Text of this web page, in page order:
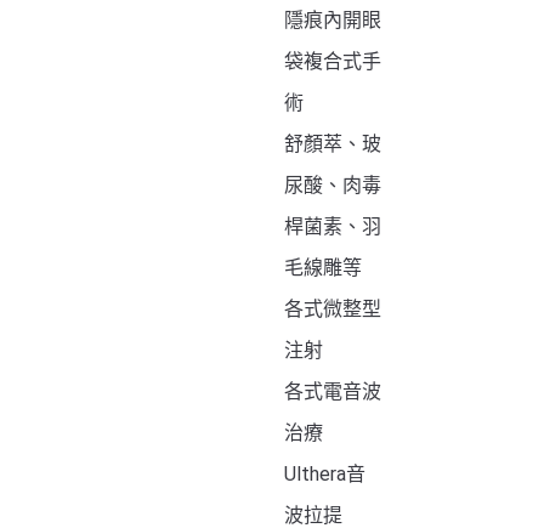
隱痕內開眼
袋複合式手
術
舒顏萃、玻
尿酸、肉毒
桿菌素、羽
毛線雕等
各式微整型
注射
各式電音波
治療
Ulthera音
波拉提